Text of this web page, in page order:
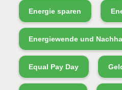
Energie sparen
Energiewende und
Equal Pay Day